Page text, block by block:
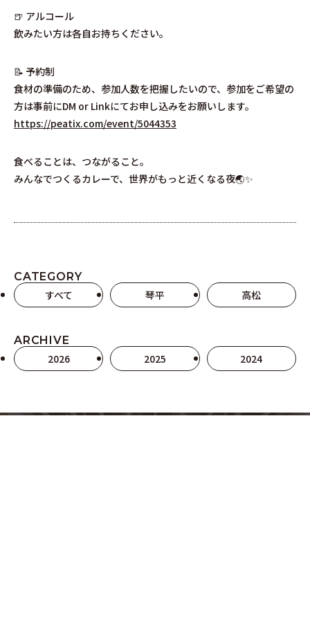
🍺 アルコール
飲みたい方は各自お持ちください。
📝 予約制
食材の準備のため、参加人数を把握したいので、参加をご希望の
方は事前にDM or Linkにてお申し込みをお願いします。
https://peatix.com/event/5044353
食べることは、つながること。
みんなでつくるカレーで、世界がもっと近くなる夜🌏✨
CATEGORY
すべて 琴平 高松
ARCHIVE
2026 2025 2024